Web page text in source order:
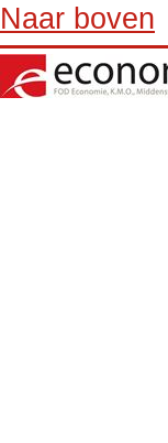
Naar boven